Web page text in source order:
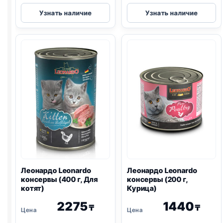
Леонардо
Leonardo
консервы
г,
Рыба)
Узнать наличие
Леонардо
Leonardo
консервы
Узнать наличие
Леонардо Leonardo
консервы (400 г, Для
котят)
2275₸
Леонардо Leonardo
консервы (200 г,
Курица)
1440₸